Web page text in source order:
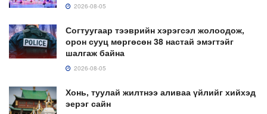
2026-08-05
Согтуугаар тээврийн хэрэгсэл жолоодож,
орон сууц мөргөсөн 38 настай эмэгтэйг
шалгаж байна
2026-08-05
Хонь, туулай жилтнээ аливаа үйлийг хийхэд
эерэг сайн